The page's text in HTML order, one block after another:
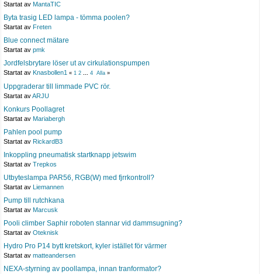
Startat av MantaTIC
Byta trasig LED lampa - tömma poolen?
Startat av Freten
Blue connect mätare
Startat av pmk
Jordfelsbrytare löser ut av cirkulationspumpen
Startat av Knasbollen1 « 1 2 ... 4 Alla »
Uppgraderar till limmade PVC rör.
Startat avARJU
Konkurs Poollagret
Startat av Mariabergh
Pahlen pool pump
Startat av RickardB3
Inkoppling pneumatisk startknapp jetswim
Startat av Trepkos
Utbyteslampa PAR56, RGB(W) med fjrrkontroll?
Startat av Liemannen
Pump till rutchkana
Startat av Marcusk
Pooli climber Saphir roboten stannar vid dammsugning?
Startat av Oteknisk
Hydro Pro P14 bytt kretskort, kyler istället för värmer
Startat av matteandersen
NEXA-styrning av poollampa, innan tranformator?